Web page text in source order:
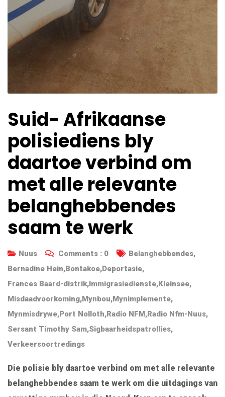
Suid- Afrikaanse
polisiediens bly
daartoe verbind om
met alle relevante
belanghebbendes
saam te werk
Nuus Comments : 0 Belanghebbendes,
Bernadine Hein,Bontakoe,Deportasie,
Frances Baard-distrik,Immigrasiedienste,Kleinsee,
Misdaadvoorkoming,Mynbou,Mynimplemente,
Mynmisdrywe,Port Nolloth,Radio NFM,Radio Nfm-Nuus,
Sersant Timothy Sam,Sigbaarheidspatrollies,
Verkeersoortredings
Die polisie bly daartoe verbind om met alle relevante
belanghebbendes saam te werk om die uitdagings van